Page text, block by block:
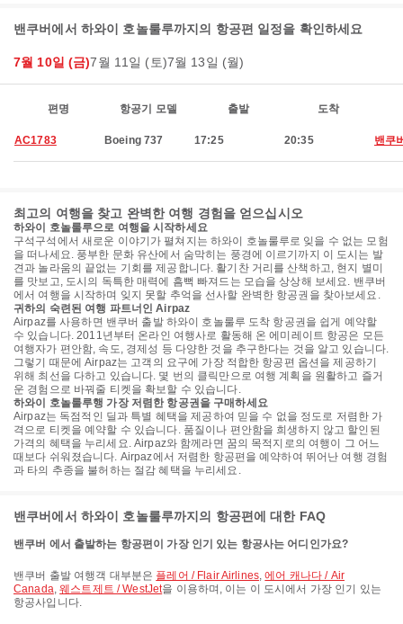
밴쿠버에서 하와이 호놀룰루까지의 항공편 일정을 확인하세요
7월 10일 (금)7월 11일 (토)7월 13일 (월)
편명 항공기 모델 출발 도착
AC1783 Boeing 737 17:25 20:35 밴쿠
최고의 여행을 찾고 완벽한 여행 경험을 얻으십시오
하와이 호놀룰루으로 여행을 시작하세요
구석구석에서 새로운 이야기가 펼쳐지는 하와이 호놀룰루로 잊을 수 없는 모험
을 떠나세요. 풍부한 문화 유산에서 숨막히는 풍경에 이르기까지 이 도시는 발
견과 놀라움의 끝없는 기회를 제공합니다. 활기찬 거리를 산책하고, 현지 별미
를 맛보고, 도시의 독특한 매력에 흠뻑 빠져드는 모습을 상상해 보세요. 밴쿠버
에서 여행을 시작하며 잊지 못할 추억을 선사할 완벽한 항공권을 찾아보세요.
귀하의 숙련된 여행 파트너인 Airpaz
Airpaz를 사용하면 밴쿠버 출발 하와이 호놀룰루 도착 항공권을 쉽게 예약할
수 있습니다. 2011년부터 온라인 여행사로 활동해 온 에미레이트 항공은 모든
여행자가 편안함, 속도, 경제성 등 다양한 것을 추구한다는 것을 알고 있습니다.
그렇기 때문에 Airpaz는 고객의 요구에 가장 적합한 항공편 옵션을 제공하기
위해 최선을 다하고 있습니다. 몇 번의 클릭만으로 여행 계획을 원활하고 즐거
운 경험으로 바꿔줄 티켓을 확보할 수 있습니다.
하와이 호놀룰루행 가장 저렴한 항공권을 구매하세요
Airpaz는 독점적인 딜과 특별 혜택을 제공하여 믿을 수 없을 정도로 저렴한 가
격으로 티켓을 예약할 수 있습니다. 품질이나 편안함을 희생하지 않고 할인된
가격의 혜택을 누리세요. Airpaz와 함께라면 꿈의 목적지로의 여행이 그 어느
때보다 쉬워졌습니다. Airpaz에서 저렴한 항공편을 예약하여 뛰어난 여행 경험
과 타의 추종을 불허하는 절감 혜택을 누리세요.
밴쿠버에서 하와이 호놀룰루까지의 항공편에 대한 FAQ
밴쿠버 에서 출발하는 항공편이 가장 인기 있는 항공사는 어디인가요?
밴쿠버 출발 여행객 대부분은 플레어 / Flair Airlines,에어 캐나다 / Air
Canada,웨스트제트 / WestJet을 이용하며, 이는 이 도시에서 가장 인기 있는
항공사입니다.